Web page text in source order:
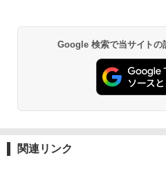
D40 地球の歩
力的な町
￥2,079
PYKES
ト プライバ
人用 折りた
ーチ ピクニ
易 トイレテ
DEWEL パラ
ラソル ガー
防水 UVカッ
き
Google 検索で当サイトの
関連リンク